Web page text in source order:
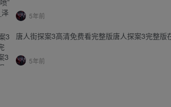
5年前
唐人街探案3高清免费看完整版唐人探案3完整版
5年前